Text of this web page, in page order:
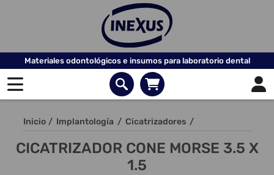
Materiales odontológicos e insumos para laboratorio dental
Inicio / Implantología / Cicatrizadores /
CICATRIZADOR CONE MORSE 3.5 X
1.5